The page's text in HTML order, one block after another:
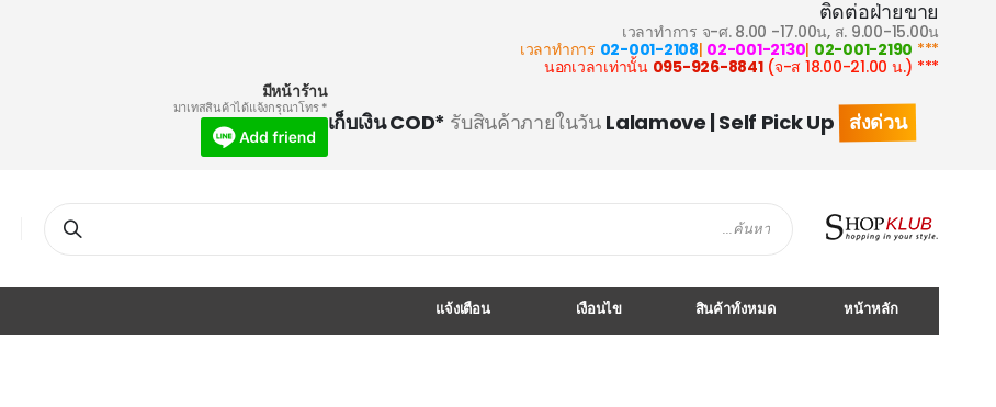
ติดต่อฝ่ายขาย
เวลาทำการ จ-ศ. 8.00 -17.00น, ส. 9.00-15.00น
*** เวลาทำการ
02-001-2108| 02-001-2130| 02-001-2190
*** นอกเวลาเท่านั้น
095-926-8841(จ-ส 18.00-21.00 น.)
ส่งด่วน
เก็บเงิน COD* รับสินค้าภายในวัน Lalamove | Self Pick Up
มีหน้าร้าน
* มาเทสสินค้าได้แจ้งกรุณาโทร
Search
Search
หน้าหลัก
สินค้าทั้งหมด
เงื่อนไข
แจ้งเตือน